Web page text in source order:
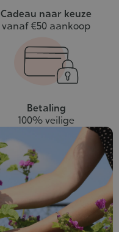
Cadeau naar keuze
vanaf €50 aankoop
Betaling
100% veilige